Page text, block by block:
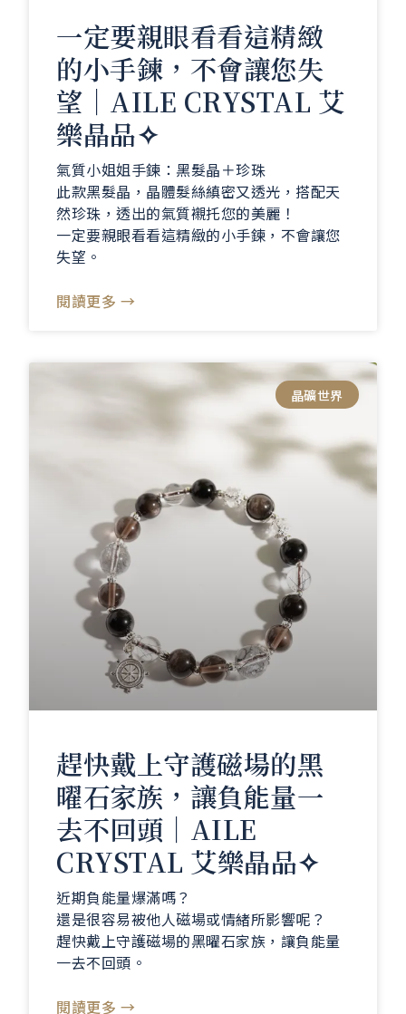
一定要親眼看看這精緻
的小手鍊，不會讓您失
望｜AILE CRYSTAL 艾
樂晶品✧
氣質小姐姐手鍊：黑髮晶＋珍珠
此款黑髮晶，晶體髮絲縝密又透光，搭配天
然珍珠，透出的氣質襯托您的美麗！
一定要親眼看看這精緻的小手鍊，不會讓您
失望。
閱讀更多 →
晶礦世界
趕快戴上守護磁場的黑
曜石家族，讓負能量一
去不回頭｜AILE
CRYSTAL 艾樂晶品✧
近期負能量爆滿嗎？
還是很容易被他人磁場或情緒所影響呢？
趕快戴上守護磁場的黑曜石家族，讓負能量
一去不回頭。
閱讀更多 →